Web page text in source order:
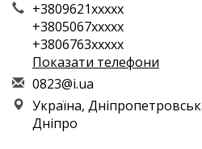
+3809621xxxxx
+3805067xxxxx
+3806763xxxxx
Показати телефони
0823@i.ua
Україна,
Дніпро